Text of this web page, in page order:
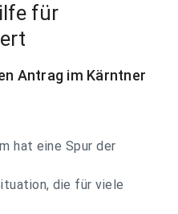
für
Antrag im Kärntner
hat eine Spur der
die für viele